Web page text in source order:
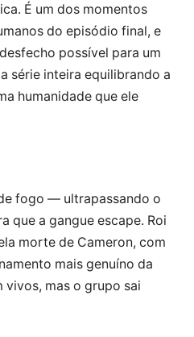
É um dos momentos
do episódio final, e
possível para um
série inteira equilibrando a
humanidade que ele
fogo — ultrapassando o
que a gangue escape. Roi
morte de Cameron, com
mais genuíno da
vivos, mas o grupo sai